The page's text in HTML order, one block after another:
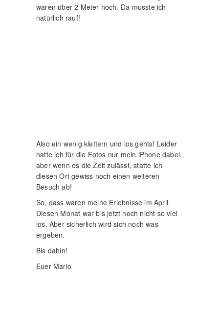
So, dass waren meine Erlebnisse im April.
Diesen Monat war bis jetzt noch nicht so viel
los. Aber sicherlich wird sich noch was
ergeben.
Bis dahin!
Euer Mario